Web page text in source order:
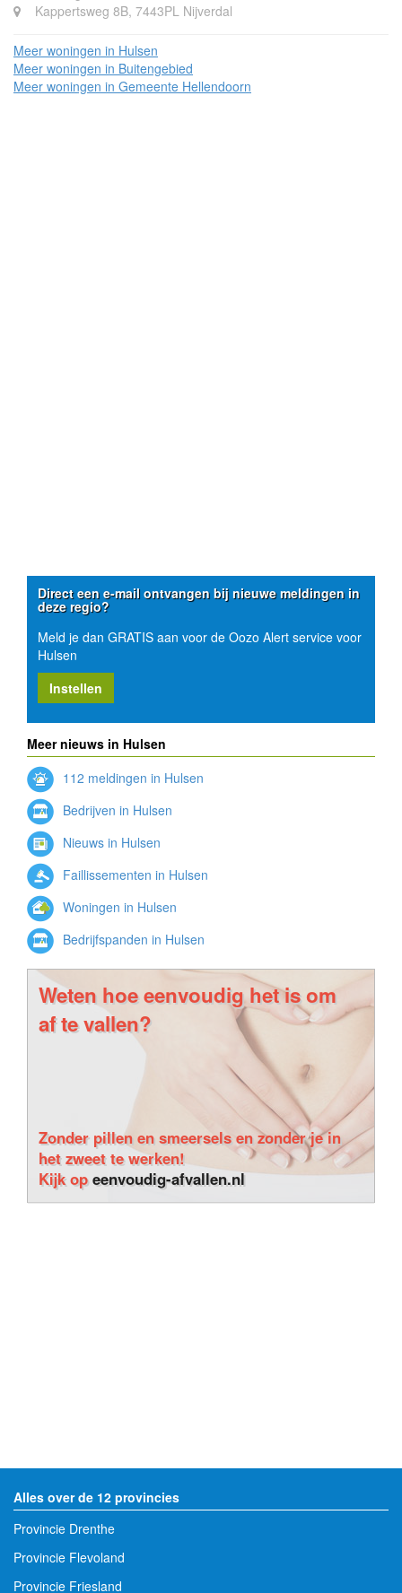
Kappertsweg 8B, 7443PL Nijverdal
Meer woningen in Hulsen
Meer woningen in Buitengebied
Meer woningen in Gemeente Hellendoorn
Direct een e-mail ontvangen bij nieuwe meldingen in
deze regio?
Meld je dan GRATIS aan voor de Oozo Alert service voor
Hulsen
Instellen
Meer nieuws in Hulsen
112 meldingen in Hulsen
Bedrijven in Hulsen
Nieuws in Hulsen
Faillissementen in Hulsen
Woningen in Hulsen
Bedrijfspanden in Hulsen
Weten hoe eenvoudig het is om
af te vallen?
Zonder pillen en smeersels en zonder je in
het zweet te werken!
Kijk opeenvoudig-afvallen.nl
Alles over de 12 provincies
Provincie Drenthe
Provincie Flevoland
Provincie Friesland